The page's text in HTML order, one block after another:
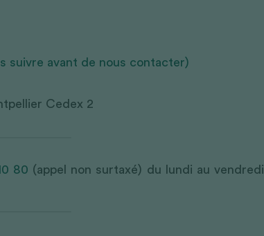
suivre avant de nous contacter)
Cedex 2
80 (appel non surtaxé) du lundi au vendredi